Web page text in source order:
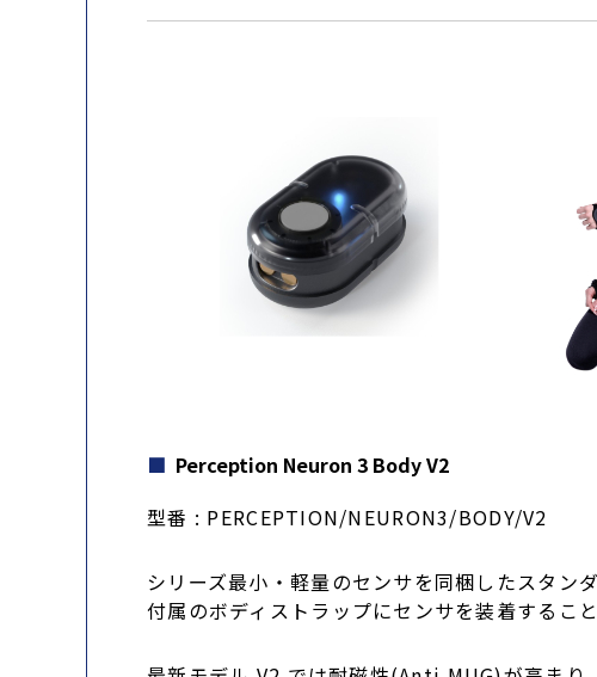
Perception Neuron 3 Body V2
型番 : PERCEPTION/NEURON3/BODY/V2
シリーズ最小・軽量のセンサを同梱したスタン
付属のボディストラップにセンサを装着するこ